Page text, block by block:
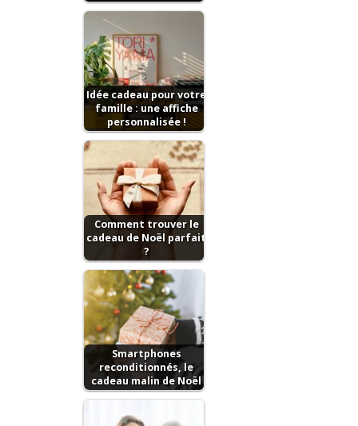
Idée cadeau pour votre
famille : une affiche
personnalisée !
Comment trouver le
cadeau de Noël parfait
?
Smartphones
reconditionnés, le
cadeau malin de Noël